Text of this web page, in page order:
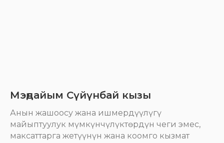
Мэңдайым Сүйүнбай кызы
Анын жашоосу жана ишмердүүлүгү
майыптуулук мүмкүнчүлүктөрдүн чеги эмес,
максаттарга жетүүнүн жана коомго кызмат